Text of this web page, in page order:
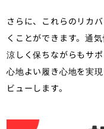
さらに、これらのリカ
くことができます。通
涼しく保ちながらもサ
心地よい履き心地を実
ビューします。